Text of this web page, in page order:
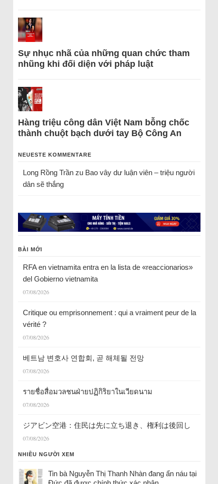
Sự nhục nhã của những quan chức tham
nhũng khi đối diện với pháp luật
Hàng triệu công dân Việt Nam bỗng chốc
thành chuột bạch dưới tay Bộ Công An
NEUESTE KOMMENTARE
Long Rồng Trầnzu Bao vây dư luận viên – triệu người
dân sẽ thắng
BÀI MỚI
RFA en vietnamita entra en la lista de «reaccionarios»
del Gobierno vietnamita
07/08/2026
Critique ou emprisonnement : qui a vraiment peur de la
vérité ?
07/08/2026
베트남 변호사 연합회, 곧 해체될 전망
07/08/2026
รายชื่อสื่อมวลชนฝ่ายปฏิกิริยาในเวียดนาม
07/08/2026
ジアビン空港：住民は先に立ち退き、権利は後回し
07/08/2026
NHIỀU NGƯỜI XEM
Tin bà Nguyễn Thị Thanh Nhàn đang ẩn náu tại